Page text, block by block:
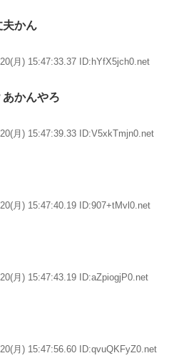
夫かん
20(月) 15:47:33.37 ID:hYfX5jch0.net
かんやろ
20(月) 15:47:39.33 ID:V5xkTmjn0.net
20(月) 15:47:40.19 ID:907+tMvl0.net
20(月) 15:47:43.19 ID:aZpiogjP0.net
20(月) 15:47:56.60 ID:qvuQKFyZ0.net